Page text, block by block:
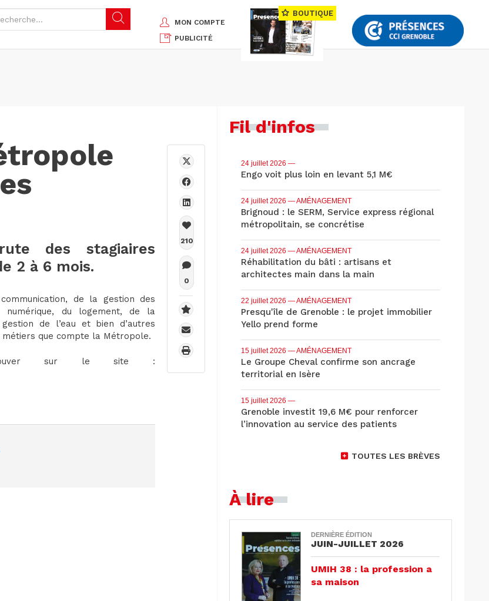
MON COMPTE
PUBLICITÉ
BOUTIQUE
des stagiaires
2 à 6 mois.
de la gestion des
numérique, du logement, de la
de l’eau et bien d’autres
métiers que compte la Métropole.
sur le site :
210
0
Fil d'infos
24 juillet 2026 —
Engo voit plus loin en levant 5,1 M€
24 juillet 2026 — AMÉNAGEMENT
Brignoud : le SERM, Service express régional
métropolitain, se concrétise
24 juillet 2026 — AMÉNAGEMENT
Réhabilitation du bâti : artisans et
architectes main dans la main
22 juillet 2026 — AMÉNAGEMENT
Presqu'île de Grenoble : le projet immobilier
Yello prend forme
15 juillet 2026 — AMÉNAGEMENT
Le Groupe Cheval confirme son ancrage
territorial en Isère
15 juillet 2026 —
Grenoble investit 19,6 M€ pour renforcer
l’innovation au service des patients
TOUTES LES BRÈVES
À lire
DERNIÈRE ÉDITION
JUIN-JUILLET 2026
UMIH 38 : la profession a
sa maison